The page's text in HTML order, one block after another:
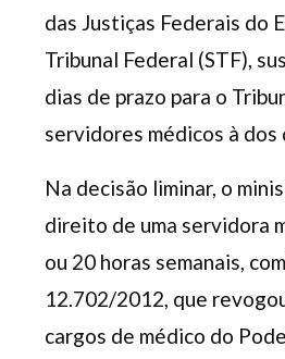
das Justiças Federais do
Tribunal Federal (STF),
dias de prazo para o
servidores médicos à
Na decisão liminar, o
direito de uma servidora
ou 20 horas semanais,
12.702/2012, que
cargos de médico do